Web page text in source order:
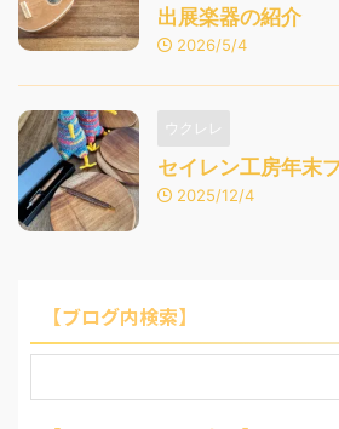
出展楽器の紹介
2026/5/4
ウクレレ
セイレン工房年末
2025/12/4
【ブログ内検索】